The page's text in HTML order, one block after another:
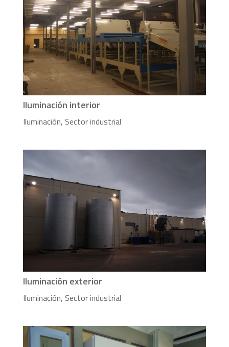
Iluminación interior
Iluminación, Sector industrial
Iluminación exterior
Iluminación, Sector industrial